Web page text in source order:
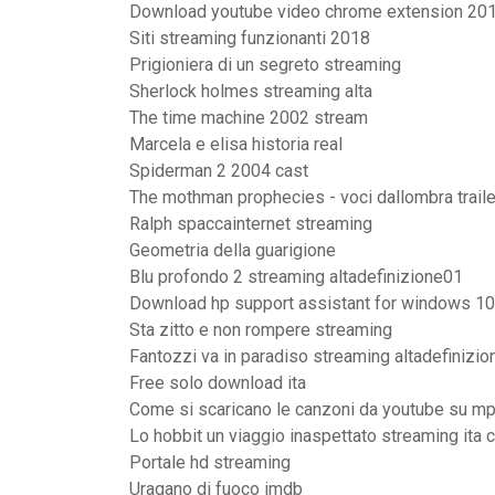
Download youtube video chrome extension
Siti streaming funzionanti 2018
Prigioniera di un segreto streaming
Sherlock holmes streaming alta
The time machine 2002 stream
Marcela e elisa historia real
Spiderman 2 2004 cast
The mothman prophecies - voci dallombra
Ralph spaccainternet streaming
Geometria della guarigione
Blu profondo 2 streaming altadefinizione01
Download hp support assistant for windows 10
Sta zitto e non rompere streaming
Fantozzi va in paradiso streaming
Free solo download ita
Come si scaricano le canzoni da youtube su
Lo hobbit un viaggio inaspettato streaming ita
Portale hd streaming
Uragano di fuoco imdb